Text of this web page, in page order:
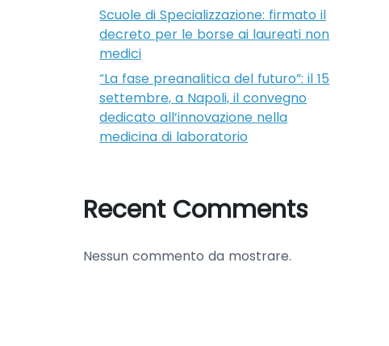
Scuole di Specializzazione: firmato il
decreto per le borse ai laureati non
medici
“La fase preanalitica del futuro”: il 15
settembre, a Napoli, il convegno
dedicato all’innovazione nella
medicina di laboratorio
Recent Comments
Nessun commento da mostrare.